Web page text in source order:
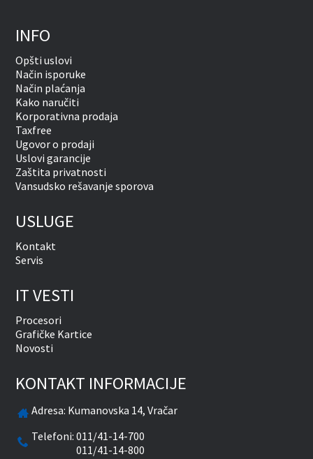
INFO
Opšti uslovi
Način isporuke
Način plaćanja
Kako naručiti
Korporativna prodaja
Taxfree
Ugovor o prodaji
Uslovi garancije
Zaštita privatnosti
Vansudsko rešavanje sporova
USLUGE
Kontakt
Servis
IT VESTI
Procesori
Grafičke Kartice
Novosti
KONTAKT INFORMACIJE
Adresa: Kumanovska 14, Vračar
Telefoni:011/41-14-700
011/41-14-800